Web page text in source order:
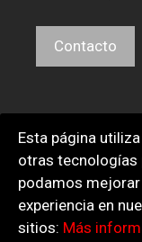
Contacto
Aviso Legal,
© 2026 Fernando
Esta página
otras tecnologías
podamos mejorar
experiencia en
sitios: Más